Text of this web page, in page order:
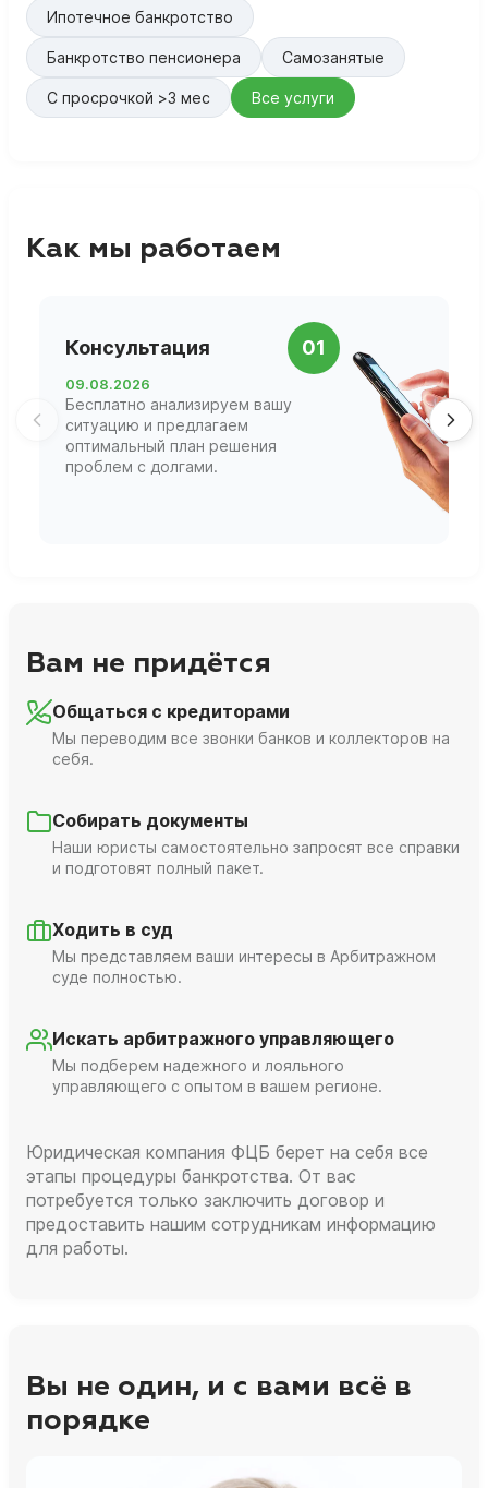
Ипотечное банкротство
Банкротство пенсионера Самозанятые
С просрочкой >3 мес Все услуги
Как мы работаем
Консультация 01
09.08.2026
Бесплатно анализируем вашу
ситуацию и предлагаем
оптимальный план решения
проблем с долгами.
Вам не придётся
Общаться с кредиторами
Мы переводим все звонки банков и коллекторов на
себя.
Собирать документы
Наши юристы самостоятельно запросят все справки
и подготовят полный пакет.
Ходить в суд
Мы представляем ваши интересы в Арбитражном
суде полностью.
Искать арбитражного управляющего
Мы подберем надежного и лояльного
управляющего с опытом в вашем регионе.
Юридическая компания ФЦБ берет на себя все
этапы процедуры банкротства. От вас
потребуется только заключить договор и
предоставить нашим сотрудникам информацию
для работы.
Вы не один, и с вами всё в
порядке